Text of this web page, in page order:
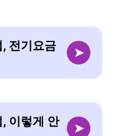
전기요금
➤
이렇게 안
➤